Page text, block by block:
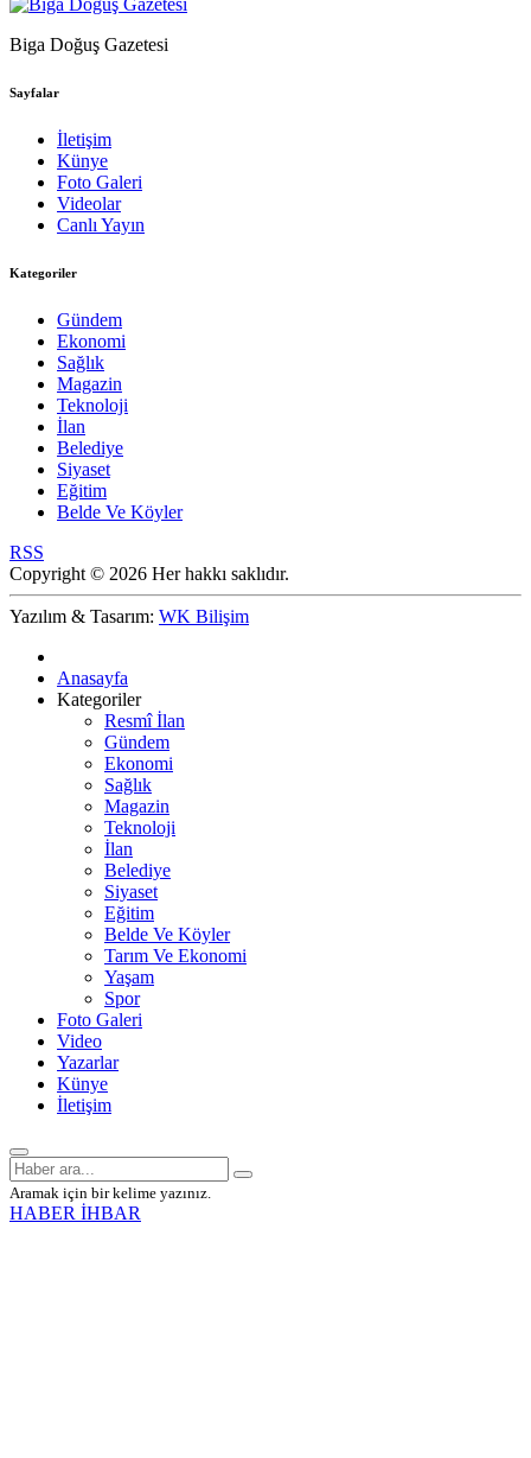
Biga Doğuş Gazetesi
Sayfalar
İletişim
Künye
Foto Galeri
Videolar
Canlı Yayın
Kategoriler
Gündem
Ekonomi
Sağlık
Magazin
Teknoloji
İlan
Belediye
Siyaset
Eğitim
Belde Ve Köyler
RSS
Copyright © 2026 Her hakkı saklıdır.
Yazılım & Tasarım: WK Bilişim
Anasayfa
Kategoriler
Resmî İlan
Gündem
Ekonomi
Sağlık
Magazin
Teknoloji
İlan
Belediye
Siyaset
Eğitim
Belde Ve Köyler
Tarım Ve Ekonomi
Yaşam
Spor
Foto Galeri
Video
Yazarlar
Künye
İletişim
Aramak için bir kelime yazınız.
HABER İHBAR